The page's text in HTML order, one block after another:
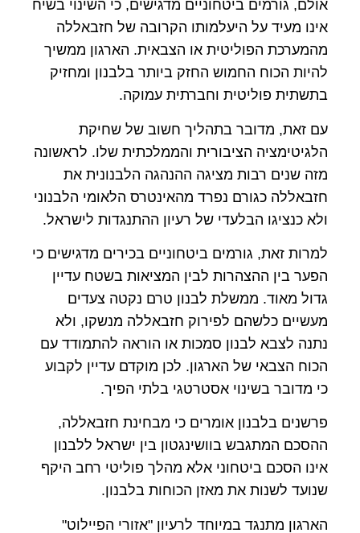
אולם, גורמים ביטחוניים מדגישים, כי השינוי בשיח
אינו מעיד על היעלמותו הקרובה של חזבאללה
מהמערכת הפוליטית או הצבאית. הארגון ממשיך
להיות הכוח החמוש החזק ביותר בלבנון ומחזיק
בתשתית פוליטית וחברתית עמוקה.
עם זאת, מדובר בתהליך חשוב של שחיקת
הלגיטימציה הציבורית והממלכתית שלו. לראשונה
מזה שנים רבות מציגה ההנהגה הלבנונית את
חזבאללה כגורם נפרד מהאינטרס הלאומי הלבנוני
ולא כנציגו הבלעדי של רעיון ההתנגדות לישראל.
למרות זאת, גורמים ביטחוניים בכירים מדגישים כי
הפער בין ההצהרות לבין המציאות בשטח עדיין
גדול מאוד. ממשלת לבנון טרם נקטה צעדים
מעשיים כלשהם לפירוק חזבאללה מנשקו, ולא
נתנה לצבא לבנון סמכות או הוראה להתמודד עם
הכוח הצבאי של הארגון. לכן מוקדם עדיין לקבוע
כי מדובר בשינוי אסטרטגי בלתי הפיך.
פרשנים בלבנון אומרים כי מבחינת חזבאללה,
ההסכם המתגבש בוושינגטון בין ישראל ללבנון
אינו הסכם ביטחוני אלא מהלך פוליטי רחב היקף
שנועד לשנות את מאזן הכוחות בלבנון.
הארגון מתנגד במיוחד לרעיון "אזורי הפיילוט"